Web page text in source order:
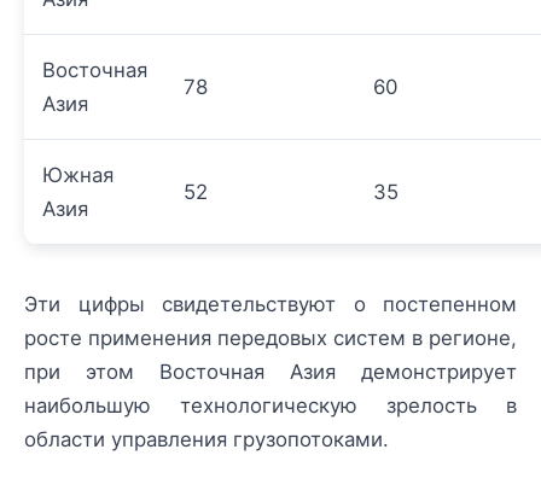
Восточная
Азия
78 60
Южная
Азия
52 35
Эти цифры свидетельствуют о постепенном
росте применения передовых систем в регионе,
при этом Восточная Азия демонстрирует
наибольшую технологическую зрелость в
области управления грузопотоками.